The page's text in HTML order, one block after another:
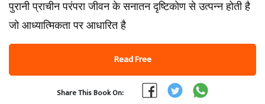
पुरानी प्राचीन परंपरा जीवन के सनातन दृष्टिकोण से उत्पन्न होती है
जो आध्यात्मिकता पर आधारित है
Read Free
Share This Book On: